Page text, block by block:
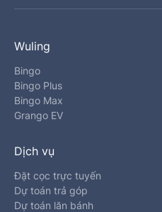
Wuling
Bingo
Bingo Plus
Bingo Max
Grango EV
Dịch vụ
Đặt cọc trực tuyến
Dự toán trả góp
Dự toán lăn bánh